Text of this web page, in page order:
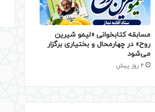
مسابقه کتابخوانی «لیمو شیرین
روح» در چهارمحال و بختیاری برگزار
می‌شود
2 روز پیش